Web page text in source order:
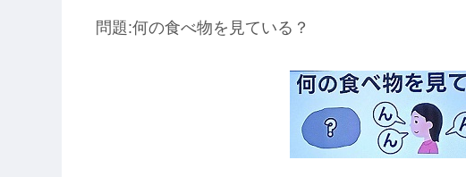
問題:何の食べ物を見ている？